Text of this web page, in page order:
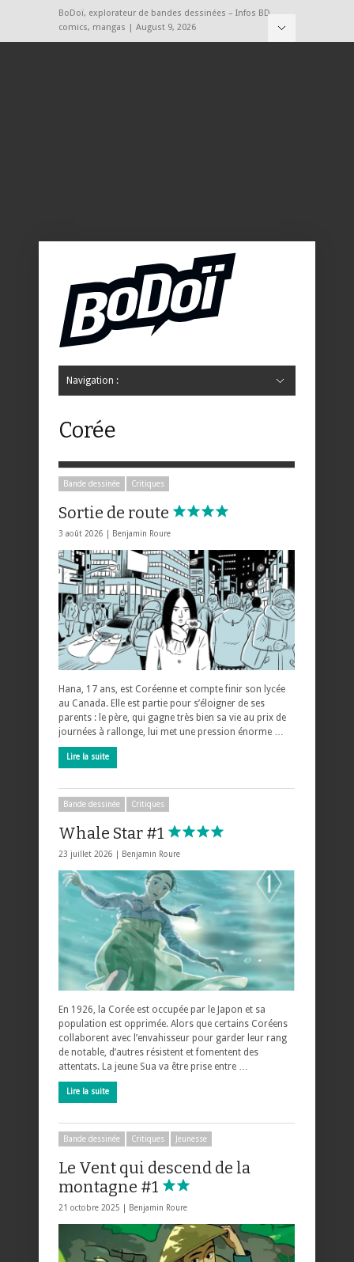
BoDoï, explorateur de bandes dessinées – Infos BD,
comics, mangas | August 9, 2026
Navigation :
Corée
Bande dessinée Critiques
Sortie de route
3 août 2026 | Benjamin Roure
Hana, 17 ans, est Coréenne et compte finir son lycée
au Canada. Elle est partie pour s’éloigner de ses
parents : le père, qui gagne très bien sa vie au prix de
journées à rallonge, lui met une pression énorme …
Lire la suite
Bande dessinée Critiques
Whale Star #1
23 juillet 2026 | Benjamin Roure
En 1926, la Corée est occupée par le Japon et sa
population est opprimée. Alors que certains Coréens
collaborent avec l’envahisseur pour garder leur rang
de notable, d’autres résistent et fomentent des
attentats. La jeune Sua va être prise entre …
Lire la suite
Bande dessinée Critiques Jeunesse
Le Vent qui descend de la
montagne #1
21 octobre 2025 | Benjamin Roure